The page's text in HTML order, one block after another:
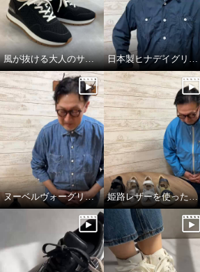
風が抜ける大人のサマースニーカー 日本製ヒナデイグリーンの履きやさが詰まったミュール
ヌーベルヴォーグリラックスのブレードスニーカー 姫路レザーを使った開閉式サンダル